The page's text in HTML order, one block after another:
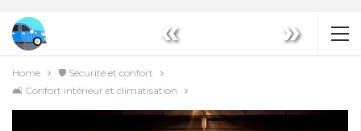
« »
Home
🛡️ Sécurité et confort
🛋️ Confort intérieur et climatisation